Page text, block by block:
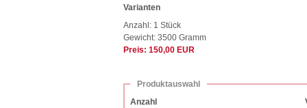
Varianten
Anzahl: 1 Stück
Gewicht: 3500 Gramm
Preis: 150,00 EUR
Produktauswahl
Anzahl